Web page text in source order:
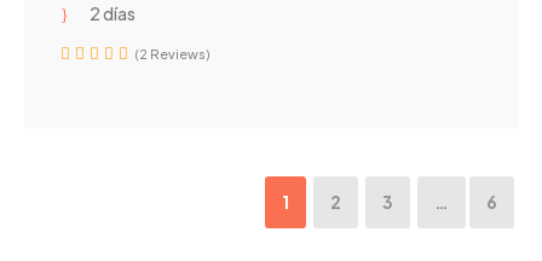
2 días
(2 Reviews)
1 2 3 … 6